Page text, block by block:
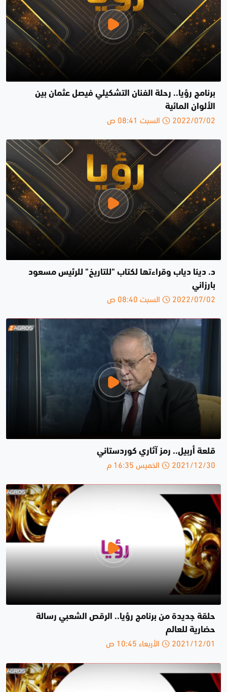
برنامج رؤيا.. رحلة الفنان التشكيلي فيصل عثمان بين
الألوان المائية
2022/07/02 السبت 08:41 ص
د. دينا دياب وقراءتها لكتاب "للتاريخ" للرئيس مسعود
بارزاني
2022/07/02 السبت 08:40 ص
قلعة أربيل.. رمز آثاري كوردستاني
2021/12/30 الخميس 16:35 م
حلقة جديدة من برنامج رؤيا.. الرقص الشعبي رسالة
حضارية للعالم
2021/12/01 الأربعاء 10:45 ص